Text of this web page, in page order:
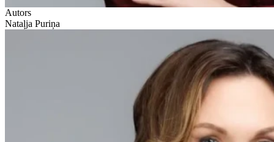
Autors
Nataļja Puriņa